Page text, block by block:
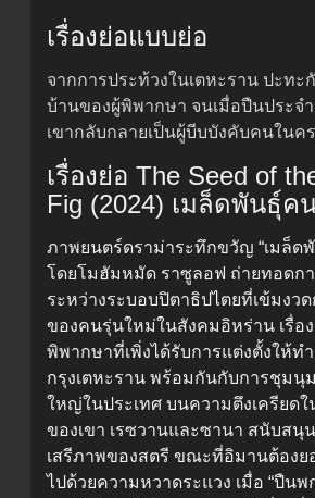
เรื่องย่อแบบย่อ
จากการประท้วงในเตหะราน ปะทะ
บ้านของผู้พิพากษา จนเมื่อปืนประจ
เขากลับกลายเป็นผู้บีบบังคับคนในค
เรื่องย่อ The Seed of
Fig (2024) เมล็ดพันธุ์ค
ภาพยนตร์ดราม่าระทึกขวัญ “เมล็ด
โดยโมฮัมหมัด ราซูลอฟ ถ่ายทอดก
ระหว่างระบอบปิตาธิปไตยที่เข้มงว
ของคนรุ่นใหม่ในสังคมอิหร่าน เรื่อ
พิพากษาที่เพิ่งได้รับการแต่งตั้งให้ท
กรุงเตหะราน พร้อมกันกับการชุมนุ
ใหญ่ในประเทศ บนความตึงเครียด
ของเขา เรซวานและซานา สนับสนุ
เสรีภาพของสตรี ขณะที่อิมานต้องย
ไปด้วยความหวาดระแวง เมื่อ “ปืนพ